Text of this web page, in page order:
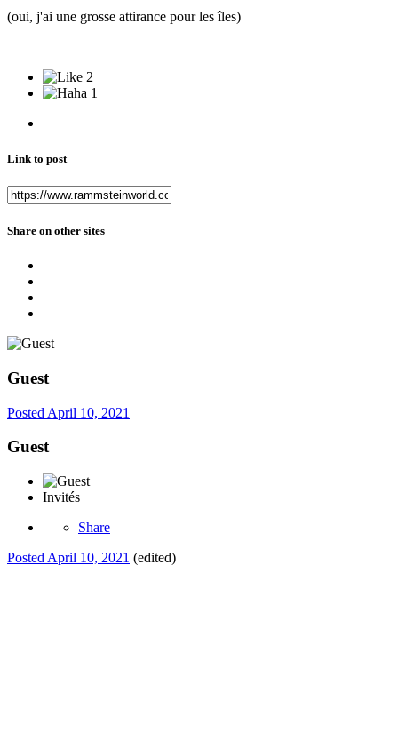
(oui, j'ai une grosse attirance pour les îles)
2
1
Link to post
Share on other sites
Guest
Posted April 10, 2021
Guest
Invités
Share
Posted April 10, 2021 (edited)